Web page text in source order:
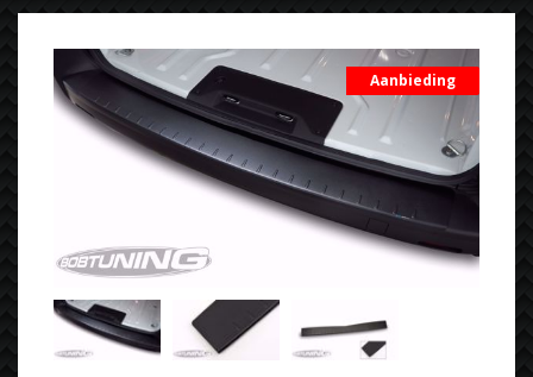
Aanbieding